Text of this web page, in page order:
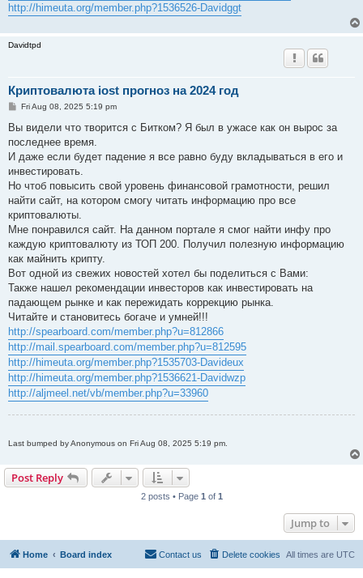
http://himeuta.org/member.php?1536526-Davidggt
Davidtpd
Криптовалюта iost прогноз на 2024 год
P
s
Fri Aug 08, 2025 5:19 pm
Вы видели что творится с Битком? Я был в ужасе как он вырос за
последнее время.
И даже если будет падение я все равно буду вкладываться в его и
инвестировать.
Но чтоб повысить свой уровень финансовой грамотности, решил
найти сайт, на котором смогу читать информацию про все
криптовалюты.
Мне понравился сайт. На данном портале я смог найти инфу про
каждую криптовалюту из ТОП 200. Получил полезную информацию
как майнить крипту.
Вот одной из свежих новостей хотел бы поделиться с Вами:
Также нашел рекомендации инвесторов как инвестировать на
падающем рынке и как пережидать коррекцию рынка.
Читайте и становитесь богаче и умней!!!
http://spearboard.com/member.php?u=812866
http://mail.spearboard.com/member.php?u=812595
http://himeuta.org/member.php?1535703-Davideux
http://himeuta.org/member.php?1536621-Davidwzp
http://aljmeel.net/vb/member.php?u=33960
Last bumped by Anonymous on Fri Aug 08, 2025 5:19 pm.
Post Reply
2 posts • Page 1 of 1
Jump to
Home Board index All times are UTC
Delete cookies
Contact us